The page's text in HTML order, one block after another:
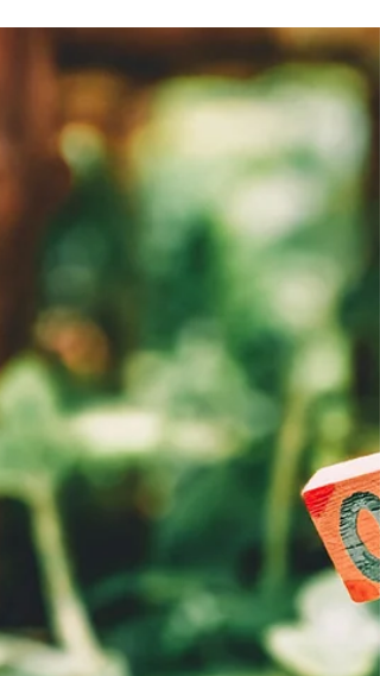
LAUTASELLESI &
HERKULLINEN
VOIPAPURESEPTI